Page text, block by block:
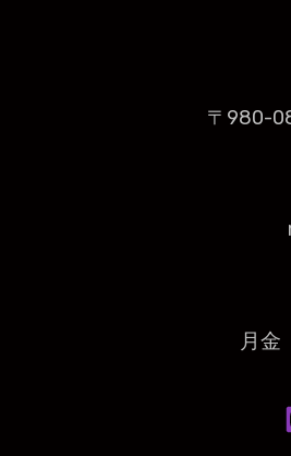
〒980-
月